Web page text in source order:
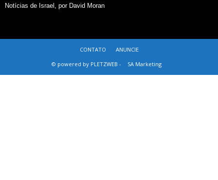
Notícias de Israel, por David Moran
CONTATO
ANUNCIE
© powered by PLETZWEB -
SA Marketing